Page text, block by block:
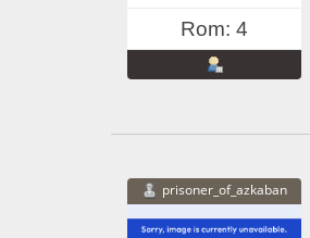
Rom: 4
prisoner_of_azkaban